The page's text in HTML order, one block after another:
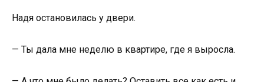
Надя остановилась у двери.
— Ты дала мне неделю в квартире, где я выросла.